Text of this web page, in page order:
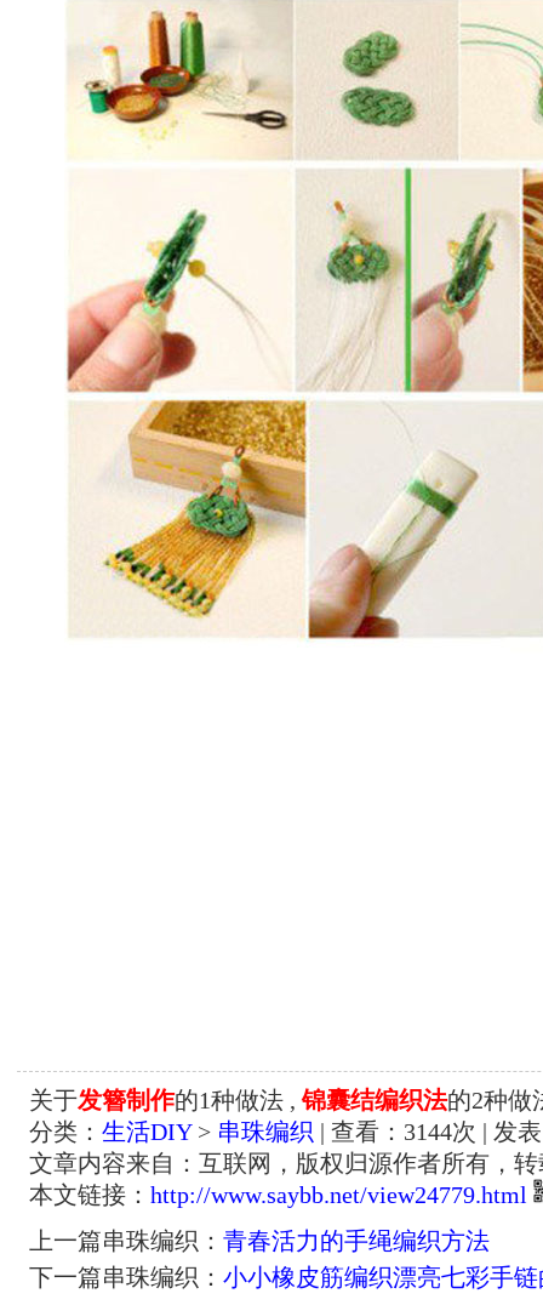
关于发簪制作的1种做法 , 锦囊结编织法的2种做
分类： 生活DIY> 串珠编织 | 查看： 3144次 | 发
文章内容来自：互联网，版权归源作者所有，
本文链接： http://www.saybb.net/view24779.html
上一篇串珠编织： 青春活力的手绳编织方法
下一篇串珠编织： 小小橡皮筋编织漂亮七彩手